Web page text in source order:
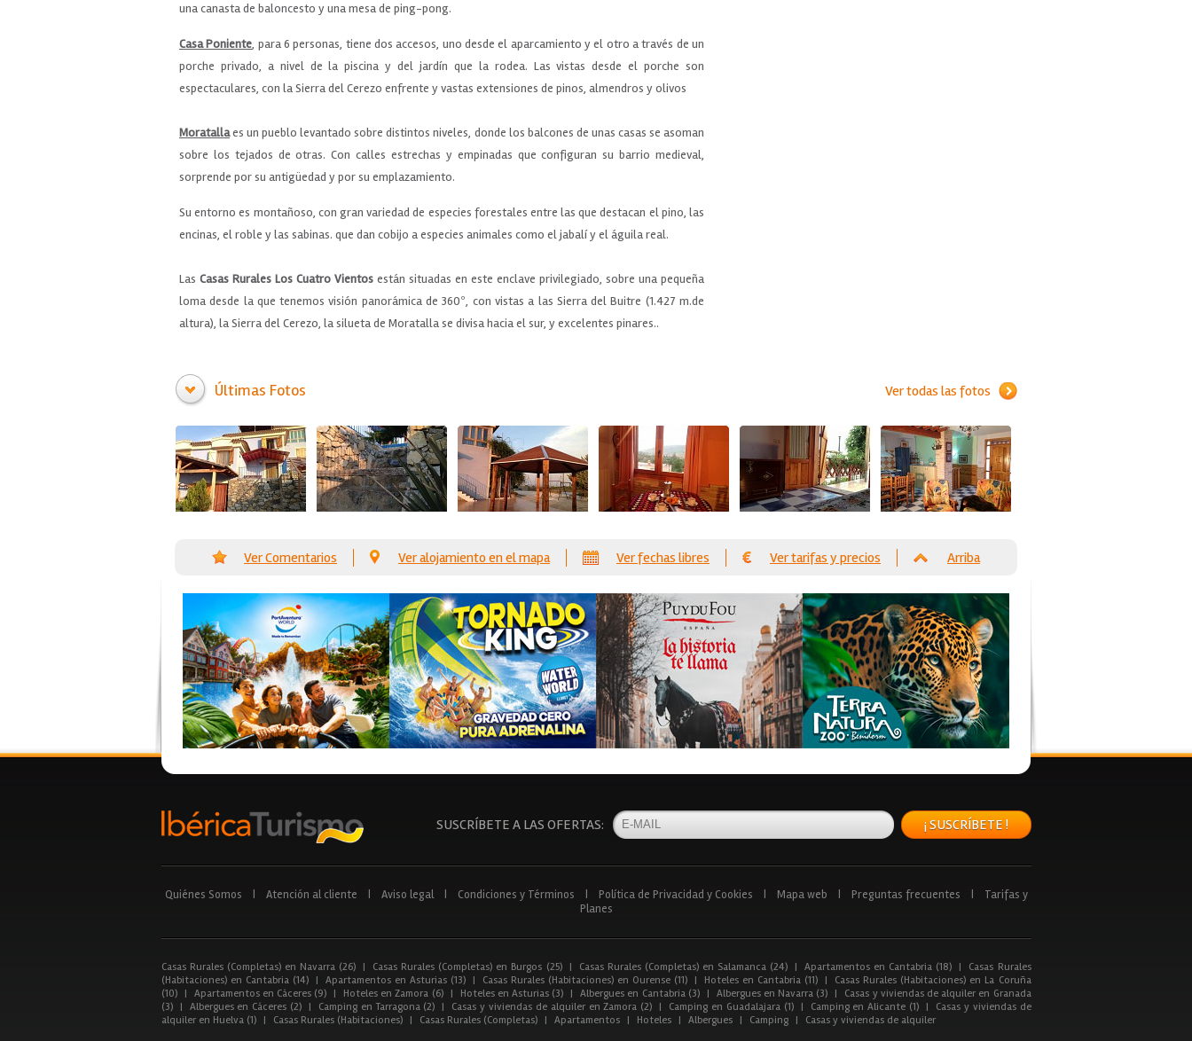
una canasta de baloncesto y una mesa de ping-pong.
Casa Poniente, para 6 personas, tiene dos accesos, uno desde el aparcamiento y el otro a través de un
porche privado, a nivel de la piscina y del jardín que la rodea. Las vistas desde el porche son
espectaculares, con la Sierra del Cerezo enfrente y vastas extensiones de pinos, almendros y olivos
Moratallaes un pueblo levantado sobre distintos niveles, donde los balcones de unas casas se asoman
sobre los tejados de otras. Con calles estrechas y empinadas que configuran su barrio medieval,
sorprende por su antigüedad y por su emplazamiento.
Su entorno es montañoso, con gran variedad de especies forestales entre las que destacan el pino, las
encinas, el roble y las sabinas. que dan cobijo a especies animales como el jabalí y el águila real.
Las Casas Rurales Los Cuatro Vientos están situadas en este enclave privilegiado, sobre una pequeña
loma desde la que tenemos visión panorámica de 360º, con vistas a las Sierra del Buitre (1.427 m.de
altura), la Sierra del Cerezo, la silueta de Moratalla se divisa hacia el sur, y excelentes pinares..
Ver todas las fotos
Últimas Fotos
Ver Comentarios Ver alojamiento en el mapa Ver fechas libres Ver tarifas y precios Arriba
SUSCRÍBETE A LAS OFERTAS: ¡ SUSCRÍBETE !
Quiénes Somos Atención al cliente Aviso legal Condiciones y Términos Política de Privacidad y Cookies Mapa web Preguntas frecuentes
Tarifas y
Planes
Casas Rurales (Completas) en Navarra (26) | Casas Rurales (Completas) en Burgos (25) | Casas Rurales (Completas) en Salamanca (24) | Apartamentos en Cantabria (18) |
Casas Rurales
(Habitaciones) en Cantabria (14)
| Apartamentos en Asturias (13) | Casas Rurales (Habitaciones) en Ourense (11) | Hoteles en Cantabria (11) |
Casas Rurales (Habitaciones) en La Coruña
(10)
| Apartamentos en Cáceres (9) | Hoteles en Zamora (6) | Hoteles en Asturias (3) | Albergues en Cantabria (3) | Albergues en Navarra (3) |
Casas y viviendas de alquiler en Granada
(3)
| Albergues en Cáceres (2) | Camping en Tarragona (2) | Casas y viviendas de alquiler en Zamora (2) | Camping en Guadalajara (1) | Camping en Alicante (1) |
Casas y viviendas de
alquiler en Huelva (1)
| Casas Rurales (Habitaciones) | Casas Rurales (Completas) | Apartamentos | Hoteles | Albergues | Camping | Casas y viviendas de alquiler